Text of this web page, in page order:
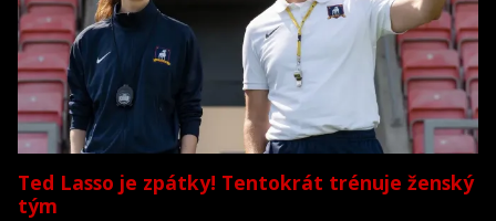
Ted Lasso je zpátky! Tentokrát trénuje ženský
tým